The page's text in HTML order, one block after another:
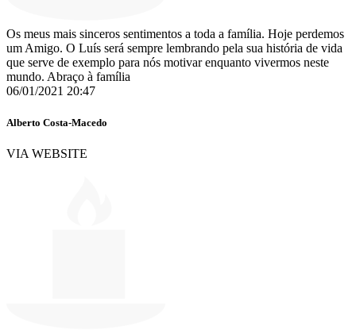
Os meus mais sinceros sentimentos a toda a família. Hoje perdemos
um Amigo. O Luís será sempre lembrando pela sua história de vida
que serve de exemplo para nós motivar enquanto vivermos neste
mundo. Abraço à família
06/01/2021 20:47
Alberto Costa-Macedo
VIA WEBSITE